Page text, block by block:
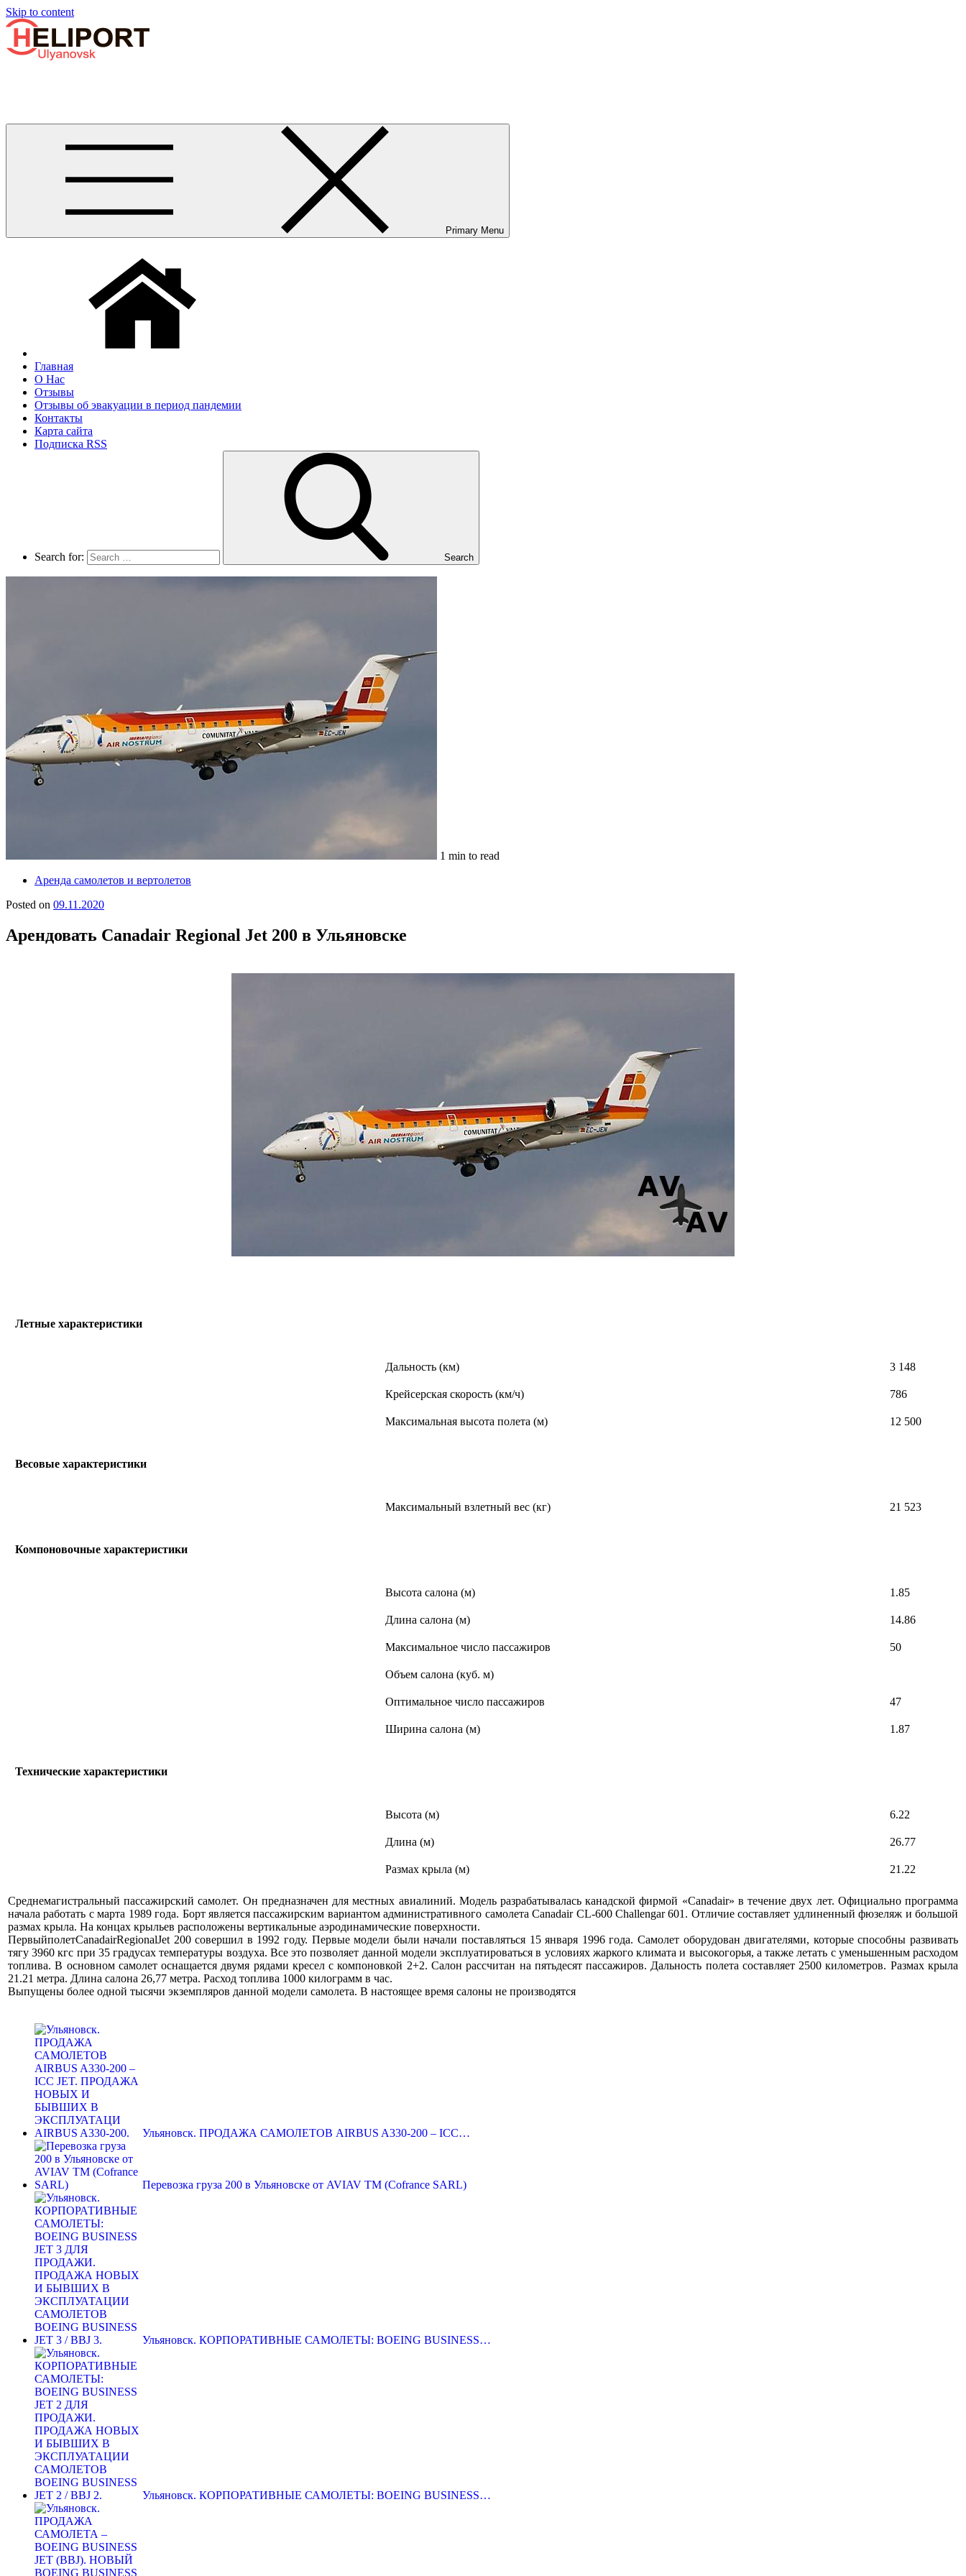
Skip to content
Primary Menu
Главная
О Нас
Отзывы
Отзывы об эвакуации в период пандемии
Контакты
Карта сайта
Подписка RSS
Search for: Search
1 min to read
Аренда самолетов и вертолетов
Posted on 09.11.2020
Арендовать Canadair Regional Jet 200 в Ульяновске
Летные характеристики
Дальность (км) 3 148
Крейсерская скорость (км/ч) 786
Максимальная высота полета (м) 12 500
Весовые характеристики
Максимальный взлетный вес (кг) 21 523
Компоновочные характеристики
Высота салона (м) 1.85
Длина салона (м) 14.86
Максимальное число пассажиров 50
Объем салона (куб. м)
Оптимальное число пассажиров 47
Ширина салона (м) 1.87
Технические характеристики
Высота (м) 6.22
Длина (м) 26.77
Размах крыла (м) 21.22
Среднемагистральный пассажирский самолет. Он предназначен для местных авиалиний. Модель разрабатывалась канадской фирмой «Canadair» в течение двух лет. Официально программа
начала работать с марта 1989 года. Борт является пассажирским вариантом административного самолета Canadair CL-600 Challengar 601. Отличие составляет удлиненный фюзеляж и большой
размах крыла. На концах крыльев расположены вертикальные аэродинамические поверхности.
ПервыйполетCanadairRegionalJet 200 совершил в 1992 году. Первые модели были начали поставляться 15 января 1996 года. Самолет оборудован двигателями, которые способны развивать
тягу 3960 кгс при 35 градусах температуры воздуха. Все это позволяет данной модели эксплуатироваться в условиях жаркого климата и высокогорья, а также летать с уменьшенным расходом
топлива. В основном самолет оснащается двумя рядами кресел с компоновкой 2+2. Салон рассчитан на пятьдесят пассажиров. Дальность полета составляет 2500 километров. Размах крыла
21.21 метра. Длина салона 26,77 метра. Расход топлива 1000 килограмм в час.
Выпущены более одной тысячи экземпляров данной модели самолета. В настоящее время салоны не производятся
Ульяновск. ПРОДАЖА САМОЛЕТОВ AIRBUS A330-200 – ICC…
Перевозка груза 200 в Ульяновске от AVIAV TM (Cofrance SARL)
Ульяновск. КОРПОРАТИВНЫЕ САМОЛЕТЫ: BOEING BUSINESS…
Ульяновск. КОРПОРАТИВНЫЕ САМОЛЕТЫ: BOEING BUSINESS…